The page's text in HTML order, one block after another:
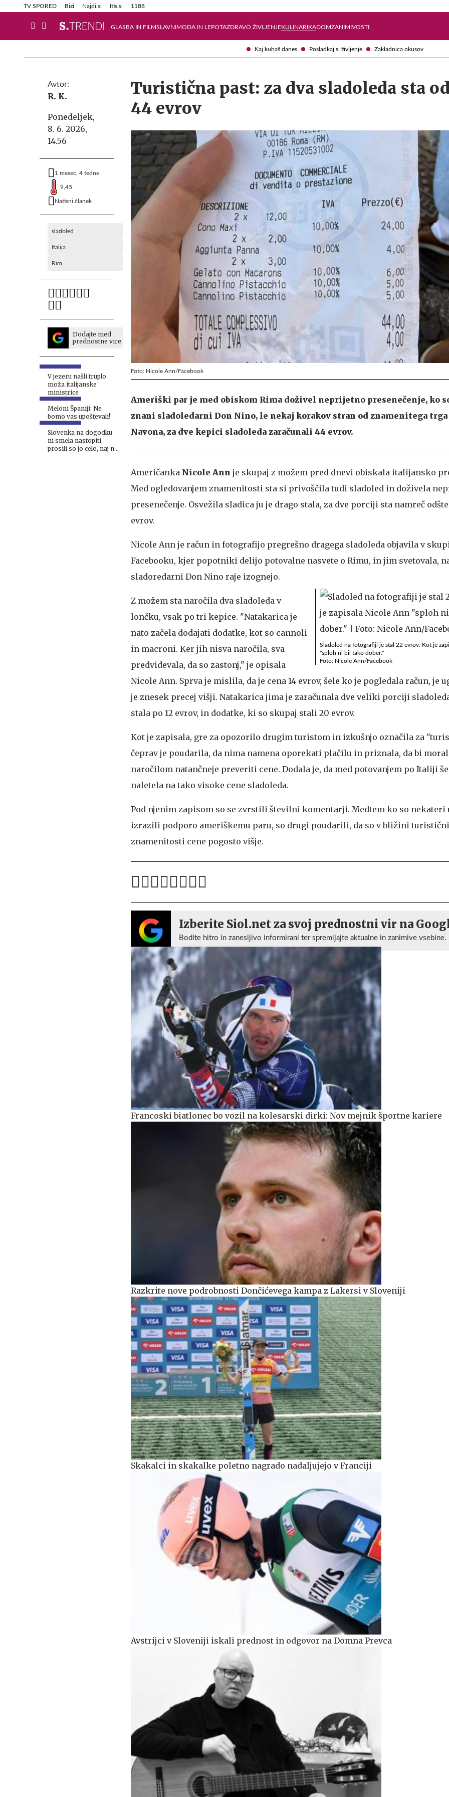
Kaj kuhaš danes Posladkaj si življenje Zakladnica okusov
TV SPORED Bizi Najdi.si Itis.si 1188
GLASBA IN FILMSLAVNIMODA IN LEPOTAZDRAVO ŽIVLJENJEKULINARIKADOMZANIMIVOSTI
Info in obvestila Tehnik
Avtor:
R. K.
Ponedeljek,
8. 6. 2026,
14.56
1 mesec, 4 tedne
9,45
Natisni članek
sladoled
Italija
Rim
Dodajte med
prednostne vire
V jezeru našli truplo
moža italijanske
ministrice
Meloni Španiji: Ne
bomo vas upoštevali!
Slovenka na dogodku
ni smela nastopiti,
prosili so jo celo, naj ne
Turistična past: za dva sladoleda sta
44 evrov
Foto: Nicole Ann/Facebook
Ameriški par je med obiskom Rima doživel neprijetno presenečenje, ko
znani sladoledarni Don Nino, le nekaj korakov stran od znamenitega trga
Navona, za dve kepici sladoleda zaračunali 44 evrov.
Američanka Nicole Ann je skupaj z možem pred dnevi obiskala italijansko
Med ogledovanjem znamenitosti sta si privoščila tudi sladoled in doživela
presenečenje. Osvežila sladica ju je drago stala, za dve porciji sta namreč
evrov.
Nicole Ann je račun in fotografijo pregrešno dragega sladoleda objavila v
Facebooku, kjer popotniki delijo potovalne nasvete o Rimu, in jim svetovala,
sladoredarni Don Nino raje izognejo.
Sladoled na fotografiji je stal 22 evrov. Kot je
"sploh ni bil tako dober."
Foto: Nicole Ann/Facebook
Z možem sta naročila dva sladoleda v
lončku, vsak po tri kepice. "Natakarica je
nato začela dodajati dodatke, kot so cannoli
in macroni. Ker jih nisva naročila, sva
predvidevala, da so zastonj," je opisala
Nicole Ann. Sprva je mislila, da je cena 14 evrov, šele ko je pogledala račun, je
je znesek precej višji. Natakarica jima je zaračunala dve veliki porciji
stala po 12 evrov, in dodatke, ki so skupaj stali 20 evrov.
Kot je zapisala, gre za opozorilo drugim turistom in izkušnjo označila za
čeprav je poudarila, da nima namena oporekati plačilu in priznala, da bi
naročilom natančneje preveriti cene. Dodala je, da med potovanjem po Italiji
naletela na tako visoke cene sladoleda.
Pod njenim zapisom so se zvrstili številni komentarji. Medtem ko so
izrazili podporo ameriškemu paru, so drugi poudarili, da so v bližini
znamenitosti cene pogosto višje.
Izberite Siol.net za svoj prednostni vir na
Bodite hitro in zanesljivo informirani ter spremljajte aktualne in zanimive vsebine.
Francoski biatlonec bo vozil na kolesarski dirki: Nov mejnik športne kariere
Razkrite nove podrobnosti Dončićevega kampa z Lakersi v Sloveniji
Skakalci in skakalke poletno nagrado nadaljujejo v Franciji
Avstrijci v Sloveniji iskali prednost in odgovor na Domna Prevca